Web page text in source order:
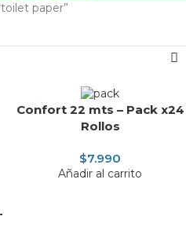
paper”
Confort 22 mts – Pack x24
Rollos
$7.990
Añadir al carrito